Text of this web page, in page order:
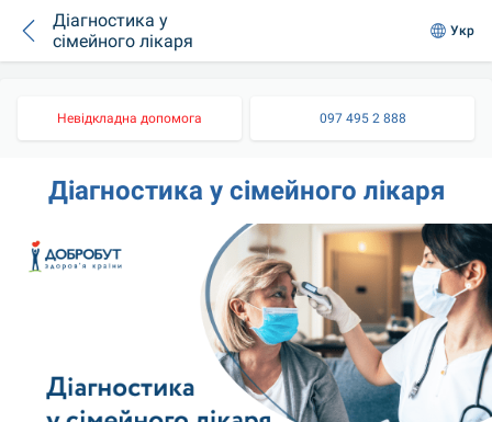
Діагностика у
сімейного лікаря
Укр
Невідкладна допомога 097 495 2 888
Діагностика у сімейного лікаря